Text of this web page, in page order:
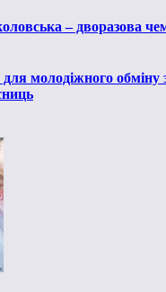
– дворазова
молодіжного обміну